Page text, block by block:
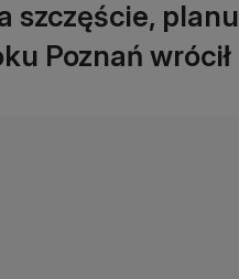
szczęście, planu
Poznań wrócił